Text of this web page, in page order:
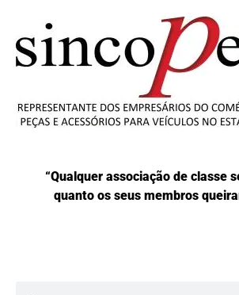
“Qualquer associação de classe
quanto os seus membros